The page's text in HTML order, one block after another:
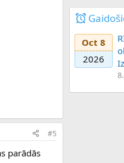
#5
parādās
Oct 8
2026